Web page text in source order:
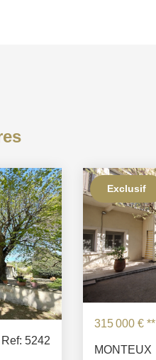
Ref: 5242
Exclusif
315 000 € **
MONTEUX